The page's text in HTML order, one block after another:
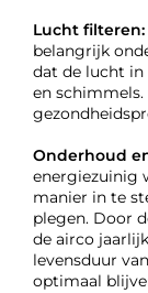
Lucht filteren:
belangrijk
dat de lucht in
en
Onderhoud
energiezuinig
manier in te
plegen. Door
de airco
levensduur
optimaal